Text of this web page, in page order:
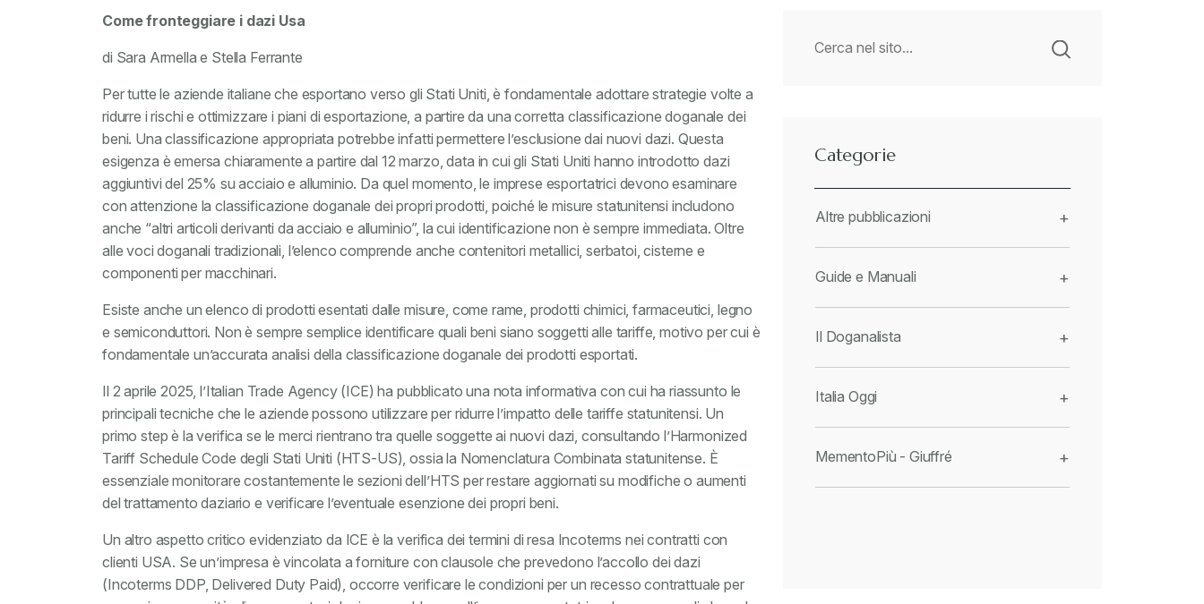
Come fronteggiare i dazi Usa
di Sara Armella e Stella Ferrante
Per tutte le aziende italiane che esportano verso gli Stati Uniti, è fondamentale adottare strategie volte a
ridurre i rischi e ottimizzare i piani di esportazione, a partire da una corretta classificazione doganale dei
beni. Una classificazione appropriata potrebbe infatti permettere l’esclusione dai nuovi dazi. Questa
esigenza è emersa chiaramente a partire dal 12 marzo, data in cui gli Stati Uniti hanno introdotto dazi
aggiuntivi del 25% su acciaio e alluminio. Da quel momento, le imprese esportatrici devono esaminare
con attenzione la classificazione doganale dei propri prodotti, poiché le misure statunitensi includono
anche “altri articoli derivanti da acciaio e alluminio”, la cui identificazione non è sempre immediata. Oltre
alle voci doganali tradizionali, l’elenco comprende anche contenitori metallici, serbatoi, cisterne e
componenti per macchinari.
Esiste anche un elenco di prodotti esentati dalle misure, come rame, prodotti chimici, farmaceutici, legno
e semiconduttori. Non è sempre semplice identificare quali beni siano soggetti alle tariffe, motivo per cui è
fondamentale un’accurata analisi della classificazione doganale dei prodotti esportati.
Il 2 aprile 2025, l’Italian Trade Agency (ICE) ha pubblicato una nota informativa con cui ha riassunto le
principali tecniche che le aziende possono utilizzare per ridurre l’impatto delle tariffe statunitensi. Un
primo step è la verifica se le merci rientrano tra quelle soggette ai nuovi dazi, consultando l’Harmonized
Tariff Schedule Code degli Stati Uniti (HTS-US), ossia la Nomenclatura Combinata statunitense. È
essenziale monitorare costantemente le sezioni dell’HTS per restare aggiornati su modifiche o aumenti
del trattamento daziario e verificare l’eventuale esenzione dei propri beni.
Un altro aspetto critico evidenziato da ICE è la verifica dei termini di resa Incoterms nei contratti con
clienti USA. Se un’impresa è vincolata a forniture con clausole che prevedono l’accollo dei dazi
(Incoterms DDP, Delivered Duty Paid), occorre verificare le condizioni per un recesso contrattuale per
Categorie
Altre pubblicazioni +
Guide e Manuali +
Il Doganalista +
Italia Oggi +
MementoPiù - Giuffré +